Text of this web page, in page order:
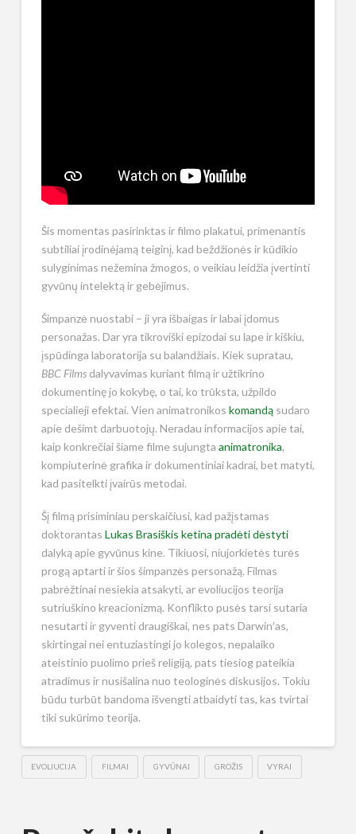
Šis momentas pasirinktas ir filmo plakatui, primenantis
subtiliai įrodinėjamą teiginį, kad beždžionės ir kūdikio
sulyginimas nežemina žmogos, o veikiau leidžia įvertinti
gyvūnų intelektą ir gebėjimus.
Šimpanzė nuostabi – ji yra išbaigas ir labai įdomus
personažas. Dar yra tikroviški epizodai su lape ir kiškiu,
įspūdinga laboratorija su balandžiais. Kiek supratau,
BBC Filmsdalyvavimas kuriant filmą ir užtikrino
dokumentinę jo kokybę, o tai, ko trūksta, užpildo
specialieji efektai. Vien animatronikos komandąsudaro
apie dešimt darbuotojų. Neradau informacijos apie tai,
kaip konkrečiai šiame filme sujungta animatronika,
kompiuterinė grafika ir dokumentiniai kadrai, bet matyti,
kad pasitelkti įvairūs metodai.
Šį filmą prisiminiau perskaičiusi, kad pažįstamas
doktorantas Lukas Brasiškis ketina pradėti dėstyti
dalyką apie gyvūnus kine. Tikiuosi, niujorkietės turės
progą aptarti ir šios šimpanzės personažą. Filmas
pabrėžtinai nesiekia atsakyti, ar evoliucijos teorija
sutriuškino kreacionizmą. Konflikto pusės tarsi sutaria
nesutarti ir gyventi draugiškai, nes pats Darwin′as,
skirtingai nei entuziastingi jo kolegos, nepalaiko
ateistinio puolimo prieš religiją, pats tiesiog pateikia
atradimus ir nusišalina nuo teologinės diskusijos. Tokiu
būdu turbūt bandoma išvengti atbaidyti tas, kas tvirtai
tiki sukūrimo teorija.
EVOLIUCIJA FILMAI GYVŪNAI GROŽIS VYRAI